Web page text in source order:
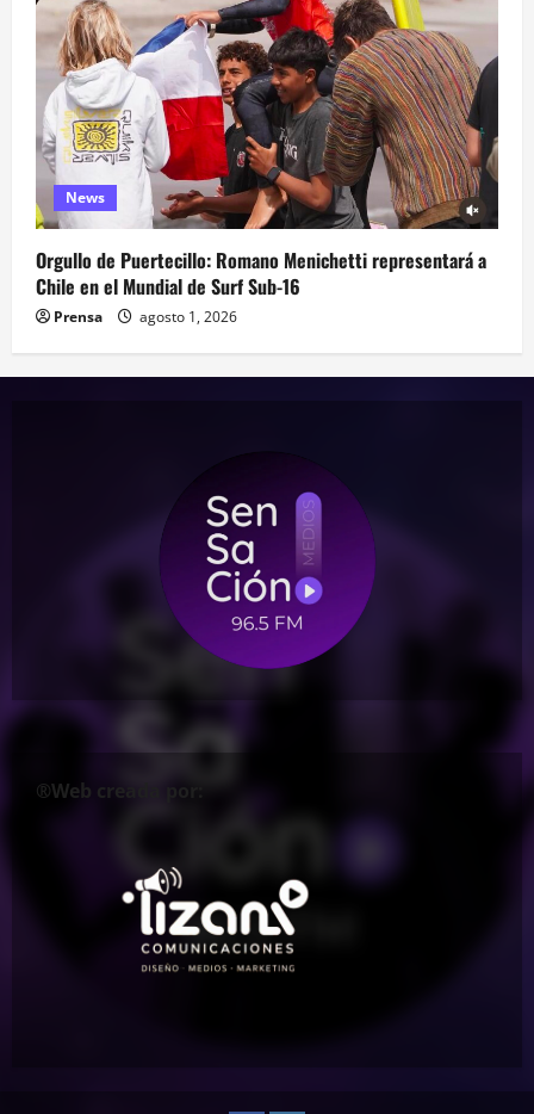
News
Orgullo de Puertecillo: Romano Menichetti representará a
Chile en el Mundial de Surf Sub-16
Prensa agosto 1, 2026
®Web creada por: